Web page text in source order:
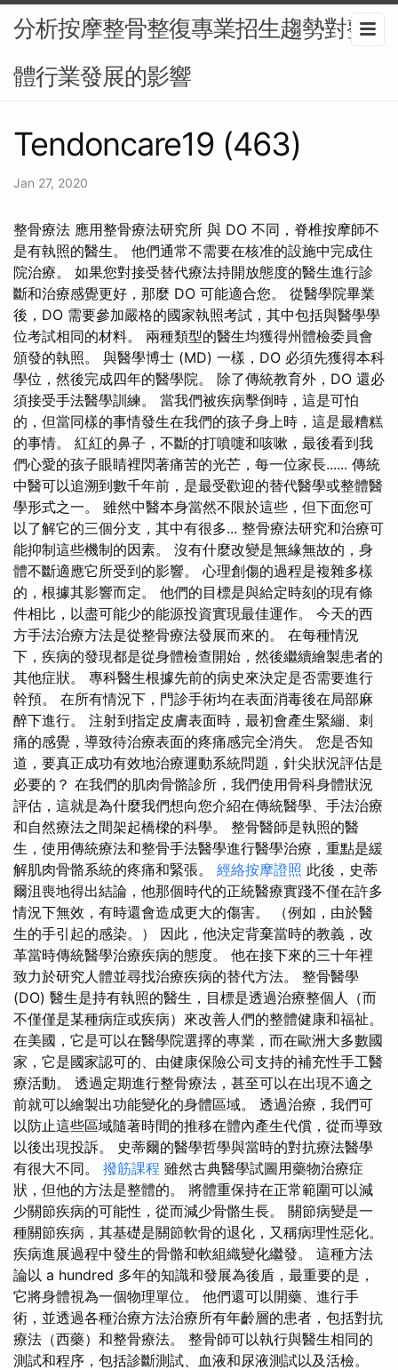
分析按摩整骨整復專業招生趨勢對整
體行業發展的影響
Tendoncare19 (463)
Jan 27, 2020
整骨療法 應用整骨療法研究所 與 DO 不同，脊椎按摩師不
是有執照的醫生。 他們通常不需要在核准的設施中完成住
院治療。 如果您對接受替代療法持開放態度的醫生進行診
斷和治療感覺更好，那麼 DO 可能適合您。 從醫學院畢業
後，DO 需要參加嚴格的國家執照考試，其中包括與醫學學
位考試相同的材料。 兩種類型的醫生均獲得州體檢委員會
頒發的執照。 與醫學博士 (MD) 一樣，DO 必須先獲得本科
學位，然後完成四年的醫學院。 除了傳統教育外，DO 還必
須接受手法醫學訓練。 當我們被疾病擊倒時，這是可怕
的，但當同樣的事情發生在我們的孩子身上時，這是最糟糕
的事情。 紅紅的鼻子，不斷的打噴嚏和咳嗽，最後看到我
們心愛的孩子眼睛裡閃著痛苦的光芒，每一位家長...... 傳統
中醫可以追溯到數千年前，是最受歡迎的替代醫學或整體醫
學形式之一。 雖然中醫本身當然不限於這些，但下面您可
以了解它的三個分支，其中有很多... 整骨療法研究和治療可
能抑制這些機制的因素。 沒有什麼改變是無緣無故的，身
體不斷適應它所受到的影響。 心理創傷的過程是複雜多樣
的，根據其影響而定。 他們的目標是與給定時刻的現有條
件相比，以盡可能少的能源投資實現最佳運作。 今天的西
方手法治療方法是從整骨療法發展而來的。 在每種情況
下，疾病的發現都是從身體檢查開始，然後繼續繪製患者的
其他症狀。 專科醫生根據先前的病史來決定是否需要進行
幹預。 在所有情況下，門診手術均在表面消毒後在局部麻
醉下進行。 注射到指定皮膚表面時，最初會產生緊繃、刺
痛的感覺，導致待治療表面的疼痛感完全消失。 您是否知
道，要真正成功有效地治療運動系統問題，針尖狀況評估是
必要的？ 在我們的肌肉骨骼診所，我們使用骨科身體狀況
評估，這就是為什麼我們想向您介紹在傳統醫學、手法治療
和自然療法之間架起橋樑的科學。 整骨醫師是執照的醫
生，使用傳統療法和整骨手法醫學進行醫學治療，重點是緩
解肌肉骨骼系統的疼痛和緊張。 經絡按摩證照 此後，史蒂
爾沮喪地得出結論，他那個時代的正統醫療實踐不僅在許多
情況下無效，有時還會造成更大的傷害。 （例如，由於醫
生的手引起的感染。） 因此，他決定背棄當時的教義，改
革當時傳統醫學治療疾病的態度。 他在接下來的三十年裡
致力於研究人體並尋找治療疾病的替代方法。 整骨醫學
(DO) 醫生是持有執照的醫生，目標是透過治療整個人（而
不僅僅是某種病症或疾病）來改善人們的整體健康和福祉。
在美國，它是可以在醫學院選擇的專業，而在歐洲大多數國
家，它是國家認可的、由健康保險公司支持的補充性手工醫
療活動。 透過定期進行整骨療法，甚至可以在出現不適之
前就可以繪製出功能變化的身體區域。 透過治療，我們可
以防止這些區域隨著時間的推移在體內產生代償，從而導致
以後出現投訴。 史蒂爾的醫學哲學與當時的對抗療法醫學
有很大不同。 撥筋課程 雖然古典醫學試圖用藥物治療症
狀，但他的方法是整體的。 將體重保持在正常範圍可以減
少關節疾病的可能性，從而減少骨骼生長。 關節病變是一
種關節疾病，其基礎是關節軟骨的退化，又稱病理性惡化。
疾病進展過程中發生的骨骼和軟組織變化繼發。 這種方法
論以 a hundred 多年的知識和發展為後盾，最重要的是，
它將身體視為一個物理單位。 他們還可以開藥、進行手
術，並透過各種治療方法治療所有年齡層的患者，包括對抗
療法（西藥）和整骨療法。 整骨師可以執行與醫生相同的
測試和程序，包括診斷測試、血液和尿液測試以及活檢。